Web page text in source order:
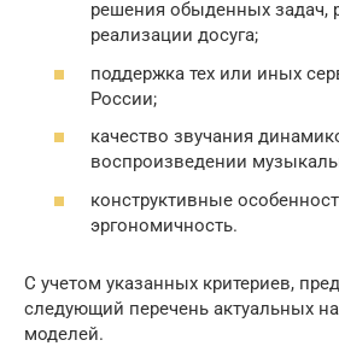
решения обыденных задач,
реализации досуга;
поддержка тех или иных
России;
качество звучания
воспроизведении
конструктивные
эргономичность.
С учетом указанных критериев,
следующий перечень актуальных
моделей.